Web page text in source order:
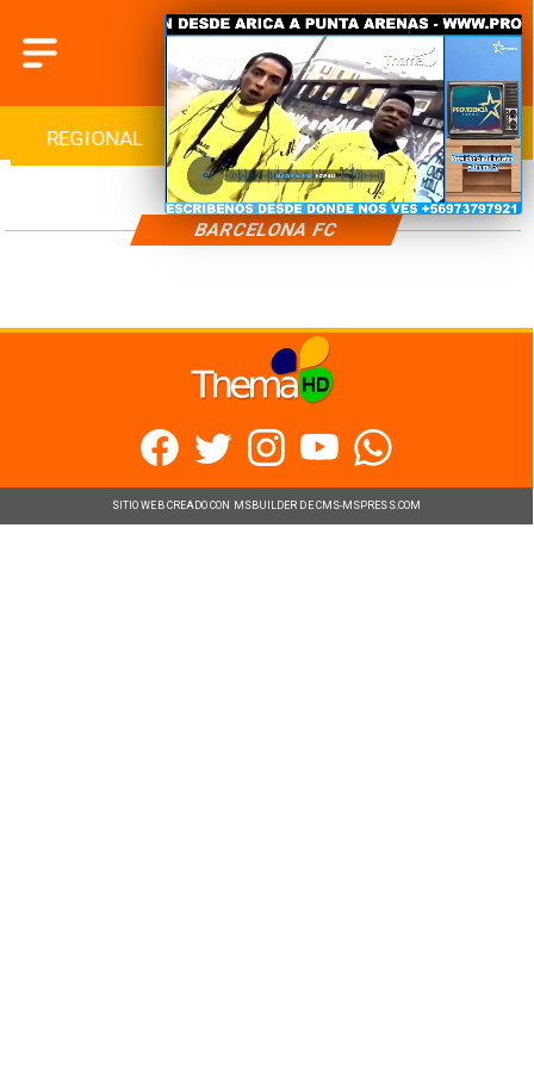
REGIONAL INTERNACIONAL DEPORTES
BARCELONA FC
SITIO WEB CREADO CON MSBUILDER DE CMS-MSPRESS.COM